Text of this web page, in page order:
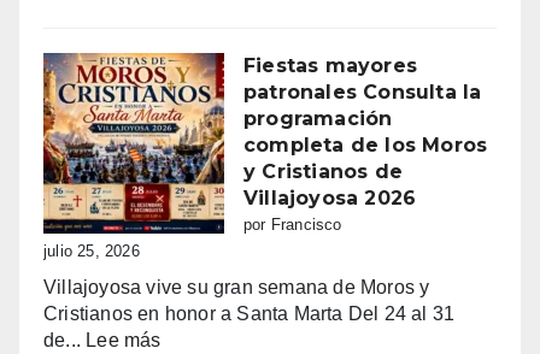
con
Sant
Jaume:
un
día
grande
de
fe,
y
emoción
Fiestas mayores
patronales Consulta la
programación
completa de los Moros
y Cristianos de
Villajoyosa 2026
por Francisco
julio 25, 2026
Villajoyosa vive su gran semana de Moros y
Cristianos en honor a Santa Marta Del 24 al 31
de... Lee más: